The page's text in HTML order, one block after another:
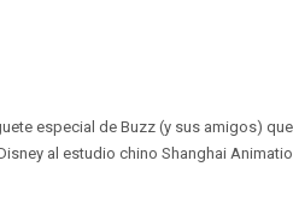
especial de Buzz (y sus amigos)
al estudio chino Shanghai